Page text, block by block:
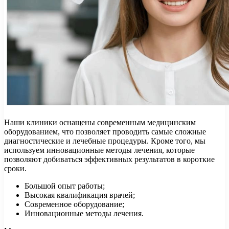
Наши клиники оснащены современным медицинским
оборудованием, что позволяет проводить самые сложные
диагностические и лечебные процедуры. Кроме того, мы
используем инновационные методы лечения, которые
позволяют добиваться эффективных результатов в короткие
сроки.
Большой опыт работы;
Высокая квалификация врачей;
Современное оборудование;
Инновационные методы лечения.